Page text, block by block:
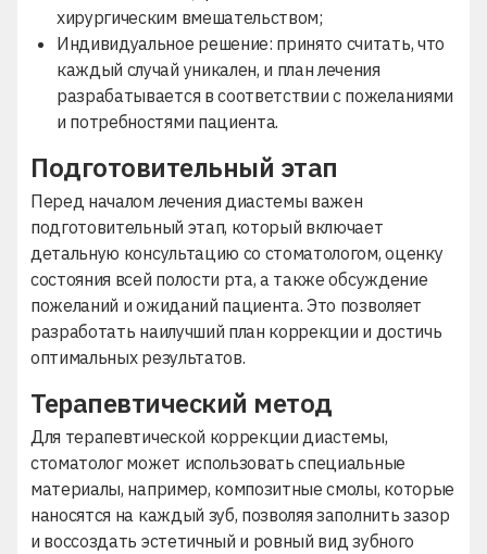
хирургическим вмешательством;
Индивидуальное решение: принято считать, что
каждый случай уникален, и план лечения
разрабатывается в соответствии с пожеланиями
и потребностями пациента.
Подготовительный этап
Перед началом лечения диастемы важен
подготовительный этап, который включает
детальную консультацию со стоматологом, оценку
состояния всей полости рта, а также обсуждение
пожеланий и ожиданий пациента. Это позволяет
разработать наилучший план коррекции и достичь
оптимальных результатов.
Терапевтический метод
Для терапевтической коррекции диастемы,
стоматолог может использовать специальные
материалы, например, композитные смолы, которые
наносятся на каждый зуб, позволяя заполнить зазор
и воссоздать эстетичный и ровный вид зубного